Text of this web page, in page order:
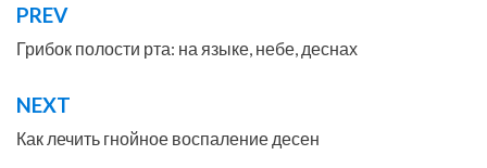
Навигация
по
записям
PREV
Грибок полости рта: на языке, небе, деснах
NEXT
Как лечить гнойное воспаление десен